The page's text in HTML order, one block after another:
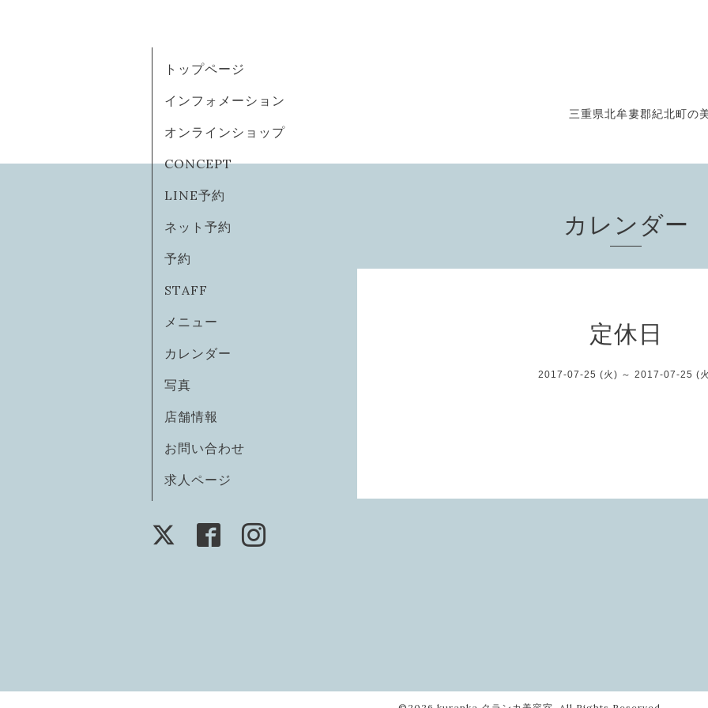
三重県北牟婁郡紀北町の
トップページ
インフォメーション
オンラインショップ
CONCEPT
LINE予約
ネット予約
予約
STAFF
メニュー
カレンダー
写真
店舗情報
お問い合わせ
求人ページ
カレンダー
定休日
2017-07-25 (火) ～ 2017-07-25 (